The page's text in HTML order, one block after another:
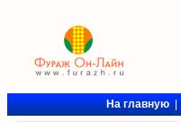
На главную